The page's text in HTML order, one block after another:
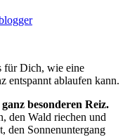
für Dich, wie eine
entspannt ablaufen kann.
besonderen Reiz.
den Wald riechen und
den Sonnenuntergang